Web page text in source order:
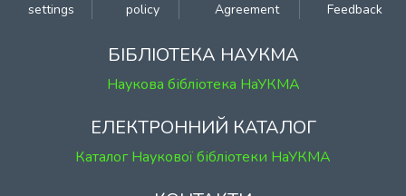
settings
policy
Agreement
Feedback
БІБЛІОТЕКА НАУКМА
Наукова бібліотека НаУКМА
ЕЛЕКТРОННИЙ КАТАЛОГ
Каталог Наукової бібліотеки НаУКМА